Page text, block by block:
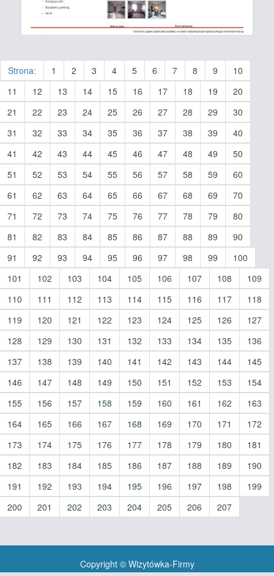
Strona: 1 2 3 4 5 6 7 8 9
10
11
12 13 14 15 16 17 18 19
20
21
22 23 24 25 26 27 28 29
30
31
32 33 34 35 36 37 38 39
40
41
42 43 44 45 46 47 48 49
50
51
52 53 54 55 56 57 58 59
60
61
62 63 64 65 66 67 68 69
70
71
72 73 74 75 76 77 78 79
80
81
82 83 84 85 86 87 88 89
90
91
92 93 94 95 96 97 98 99
100
101
102 103 104 105 106 107 108
109
110
111 112 113 114 115 116 117
118
119
120 121 122 123 124 125 126
127
128
129 130 131 132 133 134 135
136
137
138 139 140 141 142 143 144
145
146
147 148 149 150 151 152 153
154
155
156 157 158 159 160 161 162
163
164
165 166 167 168 169 170 171
172
173
174 175 176 177 178 179 180
181
182
183 184 185 186 187 188 189
190
191
192 193 194 195 196 197 198
199
200
201 202 203 204 205 206 207
Copyright © Wizytówka-Firmy